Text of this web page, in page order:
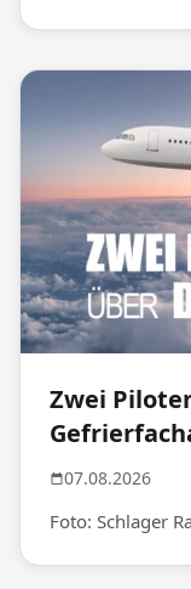
Zwei
07.08.2026
Foto: Schlager